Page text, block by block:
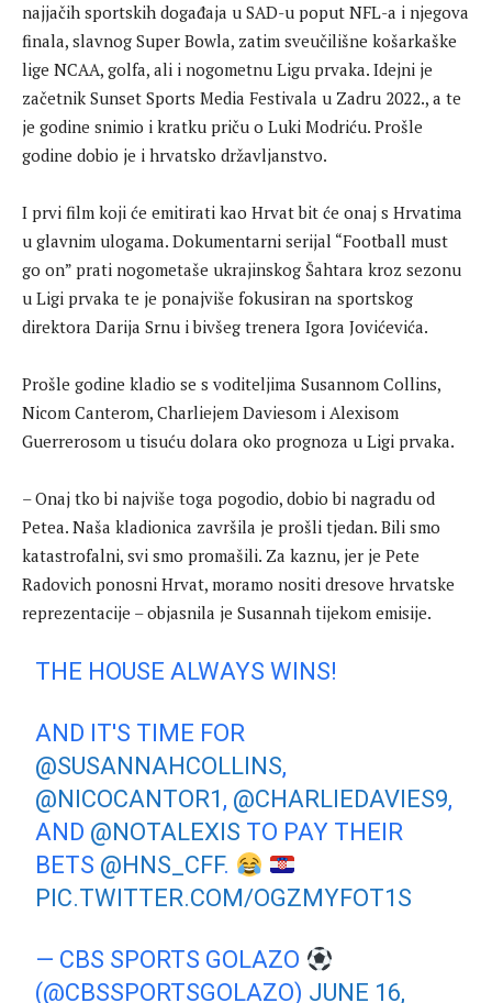
najjačih sportskih događaja u SAD-u poput NFL-a i njegova
finala, slavnog Super Bowla, zatim sveučilišne košarkaške
lige NCAA, golfa, ali i nogometnu Ligu prvaka. Idejni je
začetnik Sunset Sports Media Festivala u Zadru 2022., a te
je godine snimio i kratku priču o Luki Modriću. Prošle
godine dobio je i hrvatsko državljanstvo.
I prvi film koji će emitirati kao Hrvat bit će onaj s Hrvatima
u glavnim ulogama. Dokumentarni serijal “Football must
go on” prati nogometaše ukrajinskog Šahtara kroz sezonu
u Ligi prvaka te je ponajviše fokusiran na sportskog
direktora Darija Srnu i bivšeg trenera Igora Jovićevića.
Prošle godine kladio se s voditeljima Susannom Collins,
Nicom Canterom, Charliejem Daviesom i Alexisom
Guerrerosom u tisuću dolara oko prognoza u Ligi prvaka.
– Onaj tko bi najviše toga pogodio, dobio bi nagradu od
Petea. Naša kladionica završila je prošli tjedan. Bili smo
katastrofalni, svi smo promašili. Za kaznu, jer je Pete
Radovich ponosni Hrvat, moramo nositi dresove hrvatske
reprezentacije – objasnila je Susannah tijekom emisije.
THE HOUSE ALWAYS WINS!
AND IT'S TIME FOR
@SUSANNAHCOLLINS,
@NICOCANTOR1 , @CHARLIEDAVIES9,
AND @NOTALEXIS TO PAY THEIR
BETS @HNS_CFF.
PIC.TWITTER.COM/OGZMYFOT1S
— CBS SPORTS GOLAZO
(@CBSSPORTSGOLAZO) JUNE 16,